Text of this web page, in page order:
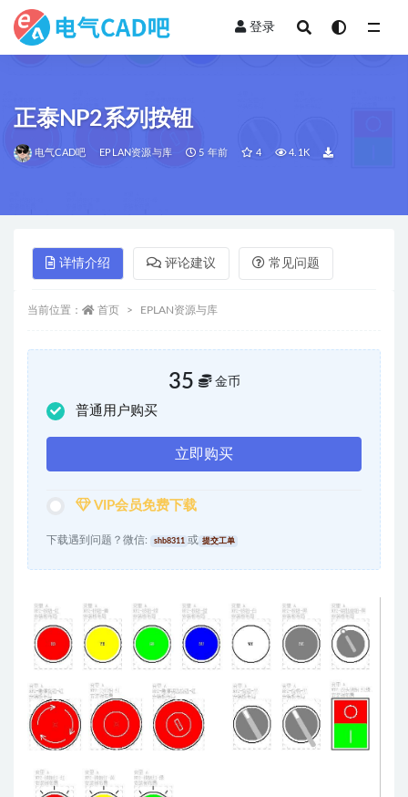
登录
正泰NP2系列按钮
电气CAD吧 EPLAN资源与库 5 年前 4 4.1K
详情介绍 评论建议 常见问题
当前位置： 首页 EPLAN资源与库
35 金币
普通用户购买
立即购买
VIP会员免费下载
下载遇到问题？微信: shb8311 或 提交工单